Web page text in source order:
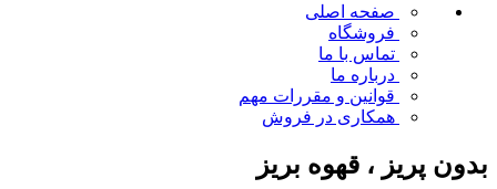
صفحه اصلی
فروشگاه
تماس با ما
درباره ما
قوانین و مقررات مهم
همکاری در فروش
بدون پریز ، قهوه بریز